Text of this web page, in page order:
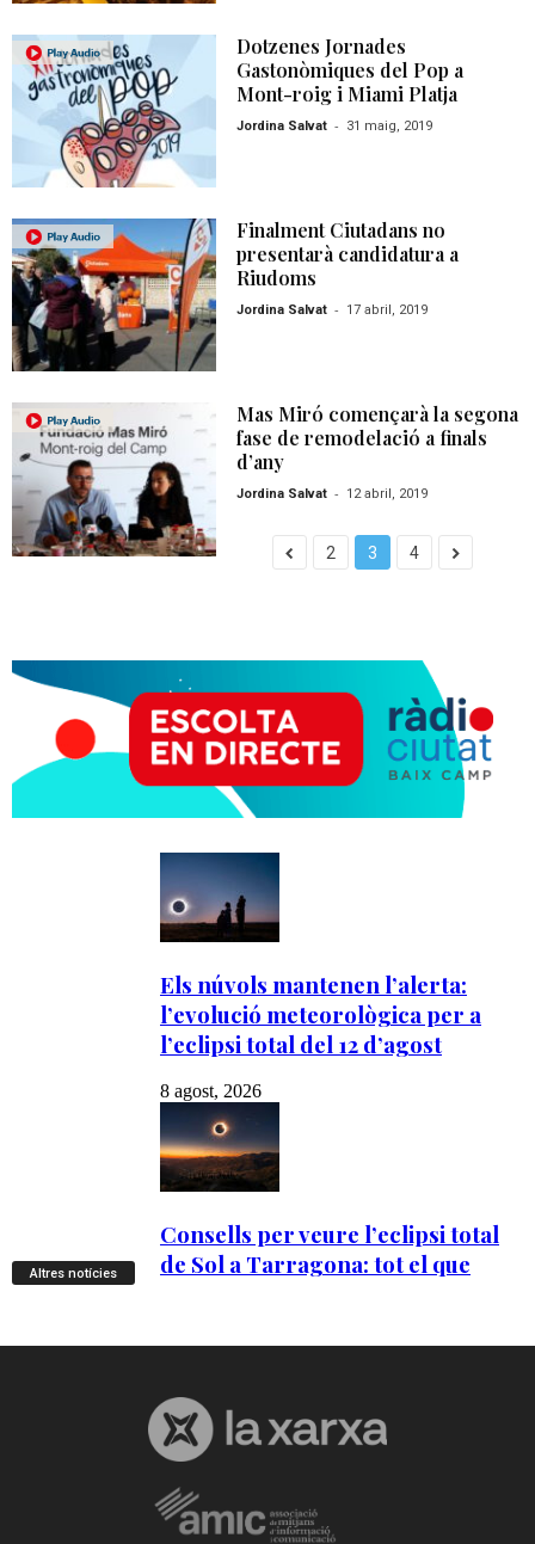
Dotzenes Jornades
Gastonòmiques del Pop a
Mont-roig i Miami Platja
Jordina Salvat - 31 maig, 2019
Finalment Ciutadans no
presentarà candidatura a
Riudoms
Jordina Salvat - 17 abril, 2019
Mas Miró començarà la segona
fase de remodelació a finals
d’any
Jordina Salvat - 12 abril, 2019
2 3 4
Altres notícies